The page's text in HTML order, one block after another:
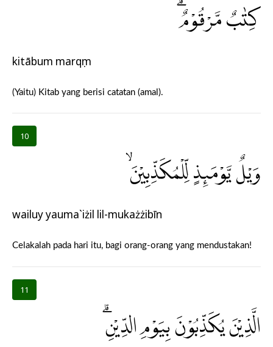
كِتٰبٌ مَّرْقُوْمٌۗ
kitābum marqụm
(Yaitu) Kitab yang berisi catatan (amal).
10
وَيْلٌ يَّوْمَىِٕذٍ لِّلْمُكَذِّبِيْنَۙ
wailuy yauma`iżil lil-mukażżibīn
Celakalah pada hari itu, bagi orang-orang yang mendustakan!
11
الَّذِيْنَ يُكَذِّبُوْنَ بِيَوْمِ الدِّيْنِۗ